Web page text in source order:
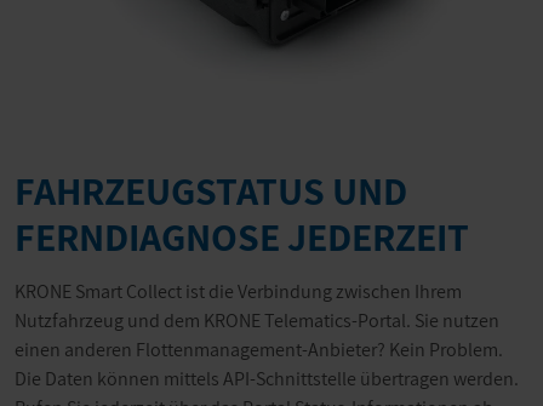
FAHRZEUGSTATUS UND
FERNDIAGNOSE JEDERZEIT
KRONE Smart Collect ist die Verbindung zwischen Ihrem
Nutzfahrzeug und dem KRONE Telematics-Portal. Sie nutzen
einen anderen Flottenmanagement-Anbieter? Kein Problem.
Die Daten können mittels API-Schnittstelle übertragen werden.